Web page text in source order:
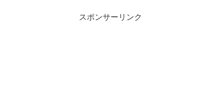
スポンサーリンク